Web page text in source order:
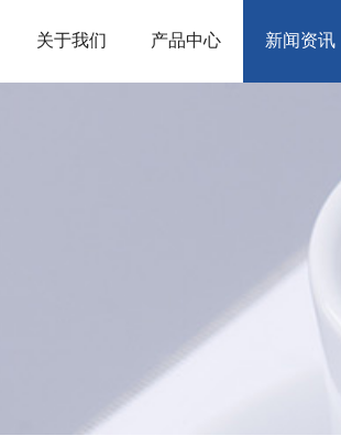
关于我们 产品中心 新闻资讯